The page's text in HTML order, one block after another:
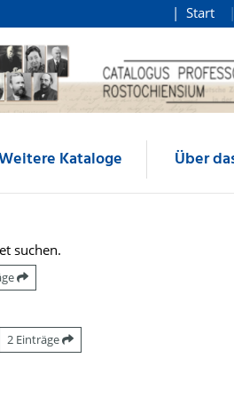
Start
Kataloge Über
suchen.
2 Einträge